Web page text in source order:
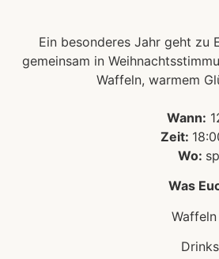
Ein besonderes Jahr geht zu
gemeinsam in
Waffeln, warmem
Wann:
Zeit:
Wo:
Was